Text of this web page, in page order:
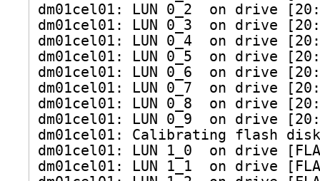
dm01cel01: LUN 0_2  on drive
dm01cel01: LUN 0_3  on drive
dm01cel01: LUN 0_4  on drive
dm01cel01: LUN 0_5  on drive
dm01cel01: LUN 0_6  on drive
dm01cel01: LUN 0_7  on drive
dm01cel01: LUN 0_8  on drive
dm01cel01: LUN 0_9  on drive
dm01cel01: Calibrating flash
dm01cel01: LUN 1_0  on drive
dm01cel01: LUN 1_1  on drive